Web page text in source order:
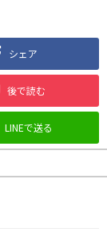
シェア
後で読む
LINEで送る